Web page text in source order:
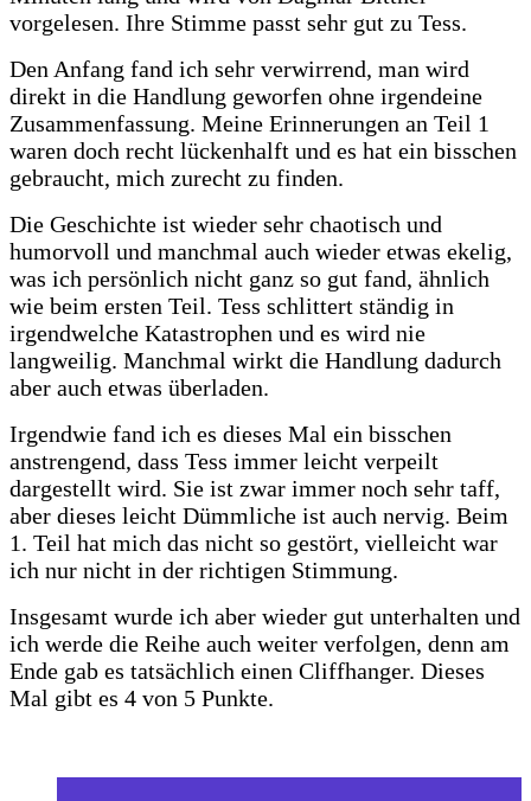
vorgelesen. Ihre Stimme passt sehr gut zu Tess.
Den Anfang fand ich sehr verwirrend, man wird
direkt in die Handlung geworfen ohne irgendeine
Zusammenfassung. Meine Erinnerungen an Teil 1
waren doch recht lückenhalft und es hat ein bisschen
gebraucht, mich zurecht zu finden.
Die Geschichte ist wieder sehr chaotisch und
humorvoll und manchmal auch wieder etwas ekelig,
was ich persönlich nicht ganz so gut fand, ähnlich
wie beim ersten Teil. Tess schlittert ständig in
irgendwelche Katastrophen und es wird nie
langweilig. Manchmal wirkt die Handlung dadurch
aber auch etwas überladen.
Irgendwie fand ich es dieses Mal ein bisschen
anstrengend, dass Tess immer leicht verpeilt
dargestellt wird. Sie ist zwar immer noch sehr taff,
aber dieses leicht Dümmliche ist auch nervig. Beim
1. Teil hat mich das nicht so gestört, vielleicht war
ich nur nicht in der richtigen Stimmung.
Insgesamt wurde ich aber wieder gut unterhalten und
ich werde die Reihe auch weiter verfolgen, denn am
Ende gab es tatsächlich einen Cliffhanger. Dieses
Mal gibt es 4 von 5 Punkte.